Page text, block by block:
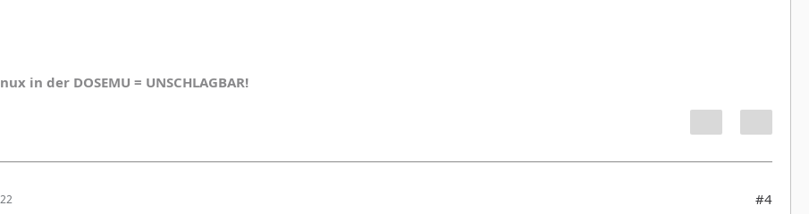
in der DOSEMU = UNSCHLAGBAR!
#4